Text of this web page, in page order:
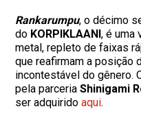
Rankarumpu, o décimo
do KORPIKLAANI, é uma
metal, repleto de faixas
que reafirmam a posição
incontestável do gênero.
pela parceriaShinigami
ser adquiridoaqui.